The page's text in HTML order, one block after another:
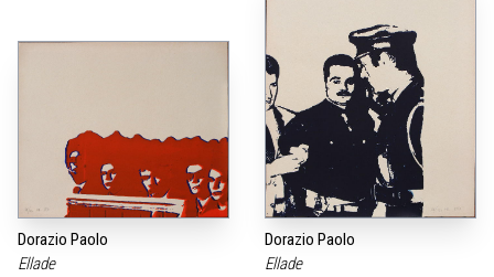
Dorazio Paolo
Ellade
Dorazio Paolo
Ellade